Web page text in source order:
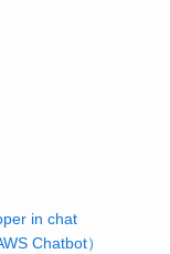
in chat
Chatbot）